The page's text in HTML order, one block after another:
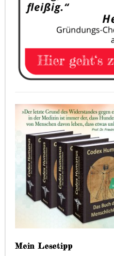
Mein Lesetipp